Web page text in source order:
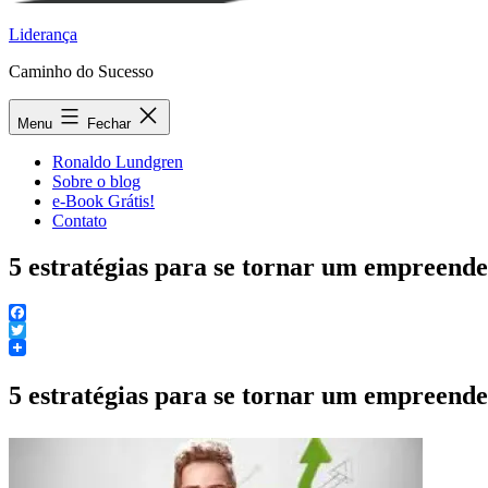
Liderança
Caminho do Sucesso
Menu Fechar
Ronaldo Lundgren
Sobre o blog
e-Book Grátis!
Contato
5 estratégias para se tornar um
Facebook
Twitter
5 estratégias para se tornar um